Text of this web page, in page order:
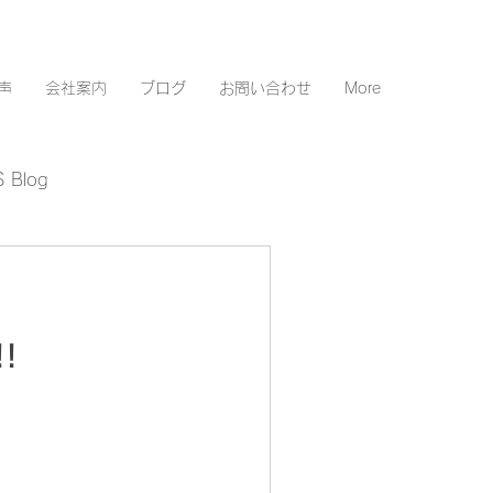
会社案内 ブログ お問い合わせ More
Blog